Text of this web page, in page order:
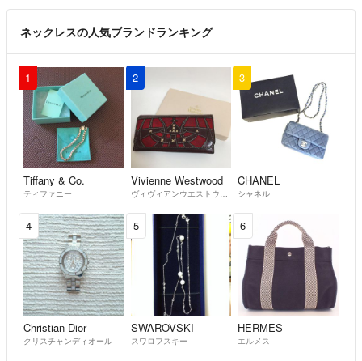
ネックレスの人気ブランドランキング
1
Tiffany & Co.
ティファニー
2
Vivienne Westwood
ヴィヴィアンウエストウッド
3
CHANEL
シャネル
4
Christian Dior
クリスチャンディオール
5
SWAROVSKI
スワロフスキー
6
HERMES
エルメス